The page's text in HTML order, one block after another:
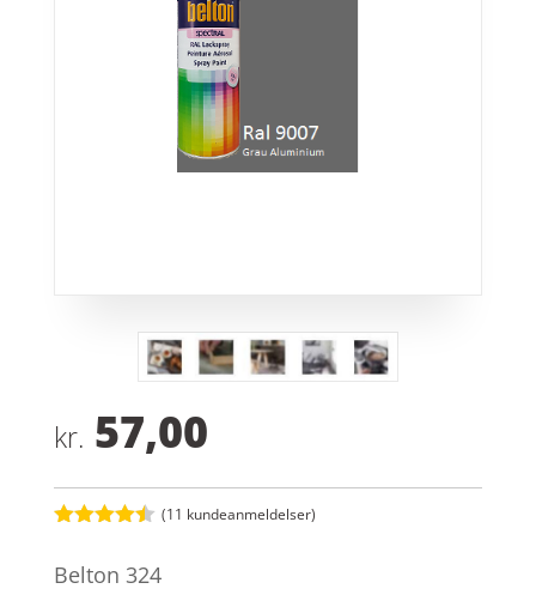
kr. 57,00
ud af 5
(11 kundeanmeldelser)
Belton 324